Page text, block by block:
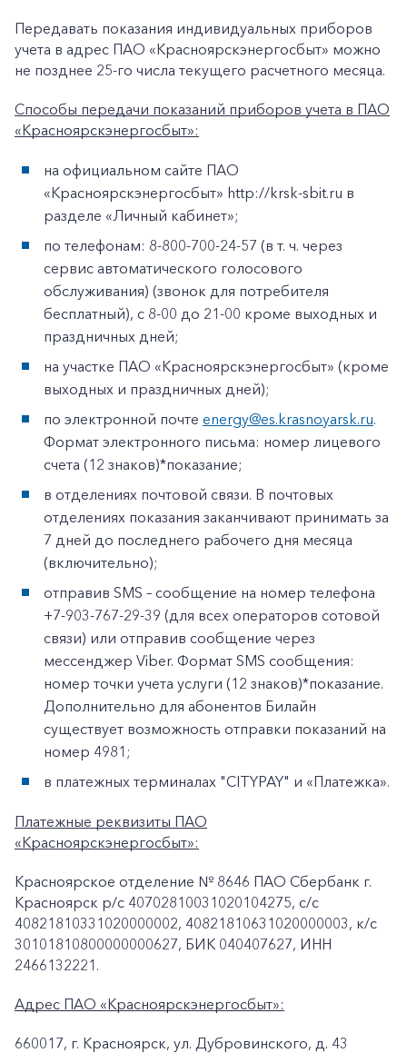
+7-800-700-24-57
Заказать обратный звонок
Частным клиентам
Передавать показания индивидуальных приборов
учета в адрес ПАО «Красноярскэнергосбыт» можно
не позднее 25-го числа текущего расчетного месяца.
Способы передачи показаний приборов учета в ПАО
«Красноярскэнергосбыт»:
на официальном сайте ПАО
«Красноярскэнергосбыт» http://krsk-sbit.ru в
разделе «Личный кабинет»;
по телефонам: 8-800-700-24-57 (в т. ч. через
сервис автоматического голосового
обслуживания) (звонок для потребителя
бесплатный), с 8-00 до 21-00 кроме выходных и
праздничных дней;
на участке ПАО «Красноярскэнергосбыт» (кроме
выходных и праздничных дней);
по электронной почте energy@es.krasnoyarsk.ru.
Формат электронного письма: номер лицевого
счета (12 знаков)*показание;
в отделениях почтовой связи. В почтовых
отделениях показания заканчивают принимать за
7 дней до последнего рабочего дня месяца
(включительно);
отправив SMS – сообщение на номер телефона
+7-903-767-29-39 (для всех операторов сотовой
связи) или отправив сообщение через
мессенджер Viber. Формат SMS сообщения:
номер точки учета услуги (12 знаков)*показание.
Дополнительно для абонентов Билайн
существует возможность отправки показаний на
номер 4981;
в платежных терминалах "CITYPAY" и «Платежка».
Платежные реквизиты ПАО
«Красноярскэнергосбыт»:
Красноярское отделение № 8646 ПАО Сбербанк г.
Красноярск p/c 40702810031020104275, с/с
40821810331020000002, 40821810631020000003, к/c
30101810800000000627, БИК 040407627, ИНН
2466132221.
Адрес ПАО «Красноярскэнергосбыт»:
660017, г. Красноярск, ул. Дубровинского, д. 43